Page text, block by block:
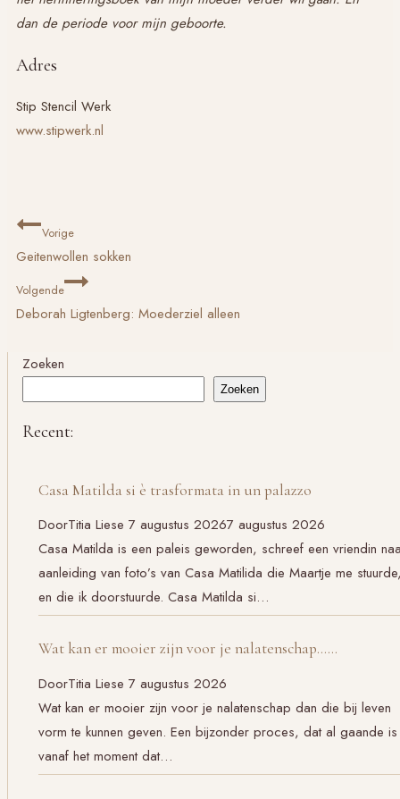
dan de periode voor mijn geboorte.
Adres
Stip Stencil Werk
www.stipwerk.nl
Bericht
navigatie
Vorige
Geitenwollen sokken
Volgende
Deborah Ligtenberg: Moederziel alleen
Zoeken
Zoeken
Recent:
Casa Matilda si è trasformata in un palazzo
DoorTitia Liese 7 augustus 20267 augustus 2026
Casa Matilda is een paleis geworden, schreef een vriendin
aanleiding van foto’s van Casa Matilida die Maartje me
en die ik doorstuurde. Casa Matilda si…
Wat kan er mooier zijn voor je nalatenschap……
DoorTitia Liese 7 augustus 2026
Wat kan er mooier zijn voor je nalatenschap dan die bij leven
vorm te kunnen geven. Een bijzonder proces, dat al gaande is
vanaf het moment dat…